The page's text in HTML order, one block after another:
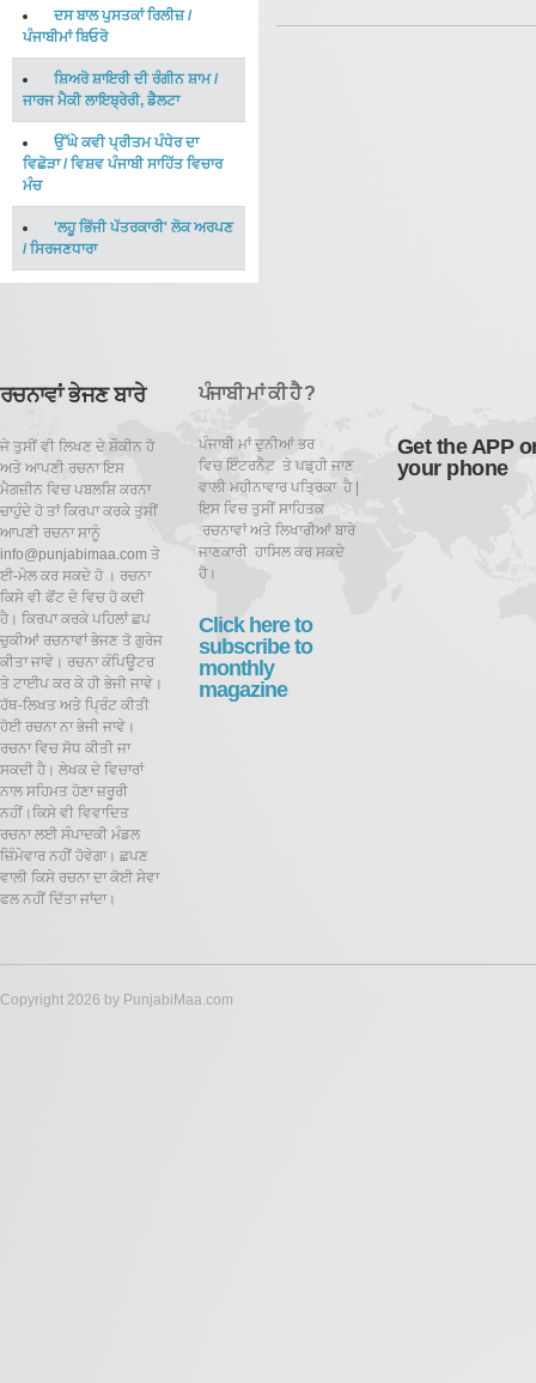
ਦਸ ਬਾਲ ਪੁਸਤਕਾਂ ਰਿਲੀਜ਼/
ਪੰਜਾਬੀਮਾਂ ਬਿਓਰੋ
ਸ਼ਿਅਰੋ ਸ਼ਾਇਰੀ ਦੀ ਰੰਗੀਨ ਸ਼ਾਮ/
ਜਾਰਜ ਮੈਕੀ ਲਾਇਬ੍ਰੇਰੀ, ਡੈਲਟਾ
ਉੱਘੇ ਕਵੀ ਪ੍ਰੀਤਮ ਪੰਧੇਰ ਦਾ
ਵਿਛੋੜਾ/ਵਿਸ਼ਵ ਪੰਜਾਬੀ ਸਾਹਿੱਤ ਵਿਚਾਰ
ਮੰਚ
'ਲਹੂ ਭਿੱਜੀ ਪੱਤਰਕਾਰੀ' ਲੋਕ ਅਰਪਣ
/ ਸਿਰਜਣਧਾਰਾ
ਰਚਨਾਵਾਂ ਭੇਜਣ ਬਾਰੇ
ਜੇ ਤੁਸੀਂ ਵੀ ਲਿਖਣ ਦੇ ਸ਼ੌਕੀਨ ਹੋ
ਅਤੇ ਆਪਣੀ ਰਚਨਾ ਇਸ
ਮੈਗਜ਼ੀਨ ਵਿਚ ਪਬਲਸ਼ਿ ਕਰਨਾ
ਚਾਹੁੰਦੇ ਹੋ ਤਾਂ ਕਿਰਪਾ ਕਰਕੇ ਤੁਸੀਂ
ਆਪਣੀ ਰਚਨਾ ਸਾਨੂੰ
info@punjabimaa.com ਤੇ
ਈ-ਮੇਲ ਕਰ ਸਕਦੇ ਹੋ । ਰਚਨਾ
ਕਿਸੇ ਵੀ ਫੋਂਟ ਦੇ ਵਿਚ ਹੋ ਕਦੀ
ਹੈ। ਕਿਰਪਾ ਕਰਕੇ ਪਹਿਲਾਂ ਛਪ
ਚੁਕੀਆਂ ਰਚਨਾਵਾਂ ਭੇਜਣ ਤੋ ਗੁਰੇਜ
ਕੀਤਾ ਜਾਵੇ। ਰਚਨਾ ਕੰਪਿਊਟਰ
ਤੇ ਟਾਈਪ ਕਰ ਕੇ ਹੀ ਭੇਜੀ ਜਾਵੇ।
ਹੱਥ-ਲਿਖਤ ਅਤੇ ਪ੍ਰਿੰਟ ਕੀਤੀ
ਹੋਈ ਰਚਨਾ ਨਾ ਭੇਜੀ ਜਾਵੇ।
ਰਚਨਾ ਵਿਚ ਸੋਧ ਕੀਤੀ ਜਾ
ਸਕਦੀ ਹੈ। ਲੇਖਕ ਦੇ ਵਿਚਾਰਾਂ
ਨਾਲ ਸਹਿਮਤ ਹੋਣਾ ਜ਼ਰੂਰੀ
ਨਹੀਂ।ਕਿਸੇ ਵੀ ਵਿਵਾਦਿਤ
ਰਚਨਾ ਲਈ ਸੰਪਾਦਕੀ ਮੰਡਲ
ਜ਼ਿੰਮੇਵਾਰ ਨਹੀਂ ਹੋਵੇਗਾ। ਛਪਣ
ਵਾਲੀ ਕਿਸੇ ਰਚਨਾ ਦਾ ਕੋਈ ਸੇਵਾ
ਫਲ ਨਹੀਂ ਦਿੱਤਾ ਜਾਂਦਾ।
ਪੰਜਾਬੀ ਮਾਂ ਕੀ ਹੈ ?
ਪੰਜਾਬੀ ਮਾਂ ਦੁਨੀਆਂ ਭਰ
ਵਿਚ ਇੰਟਰਨੈਟ ਤੇ ਪਡ਼੍ਹੀ ਜਾਣ
ਵਾਲੀ ਮਹੀਨਾਵਾਰ ਪਤ੍ਰਿਕਾ ਹੈ |
ਇਸ ਵਿਚ ਤੁਸੀਂ ਸਾਹਿਤਕ
ਰਚਨਾਵਾਂ ਅਤੇ ਲਿਖਾਰੀਆਂ ਬਾਰੇ
ਜਾਣਕਾਰੀ ਹਾਸਿਲ ਕਰ ਸਕਦੇ
ਹੋ।
Click here to
subscribe to
monthly
magazine
Get the APP
your phone
Copyright 2026 by PunjabiMaa.com